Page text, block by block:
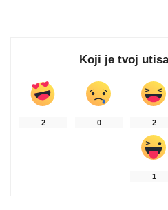
Koji je tvoj
2 0 2
1